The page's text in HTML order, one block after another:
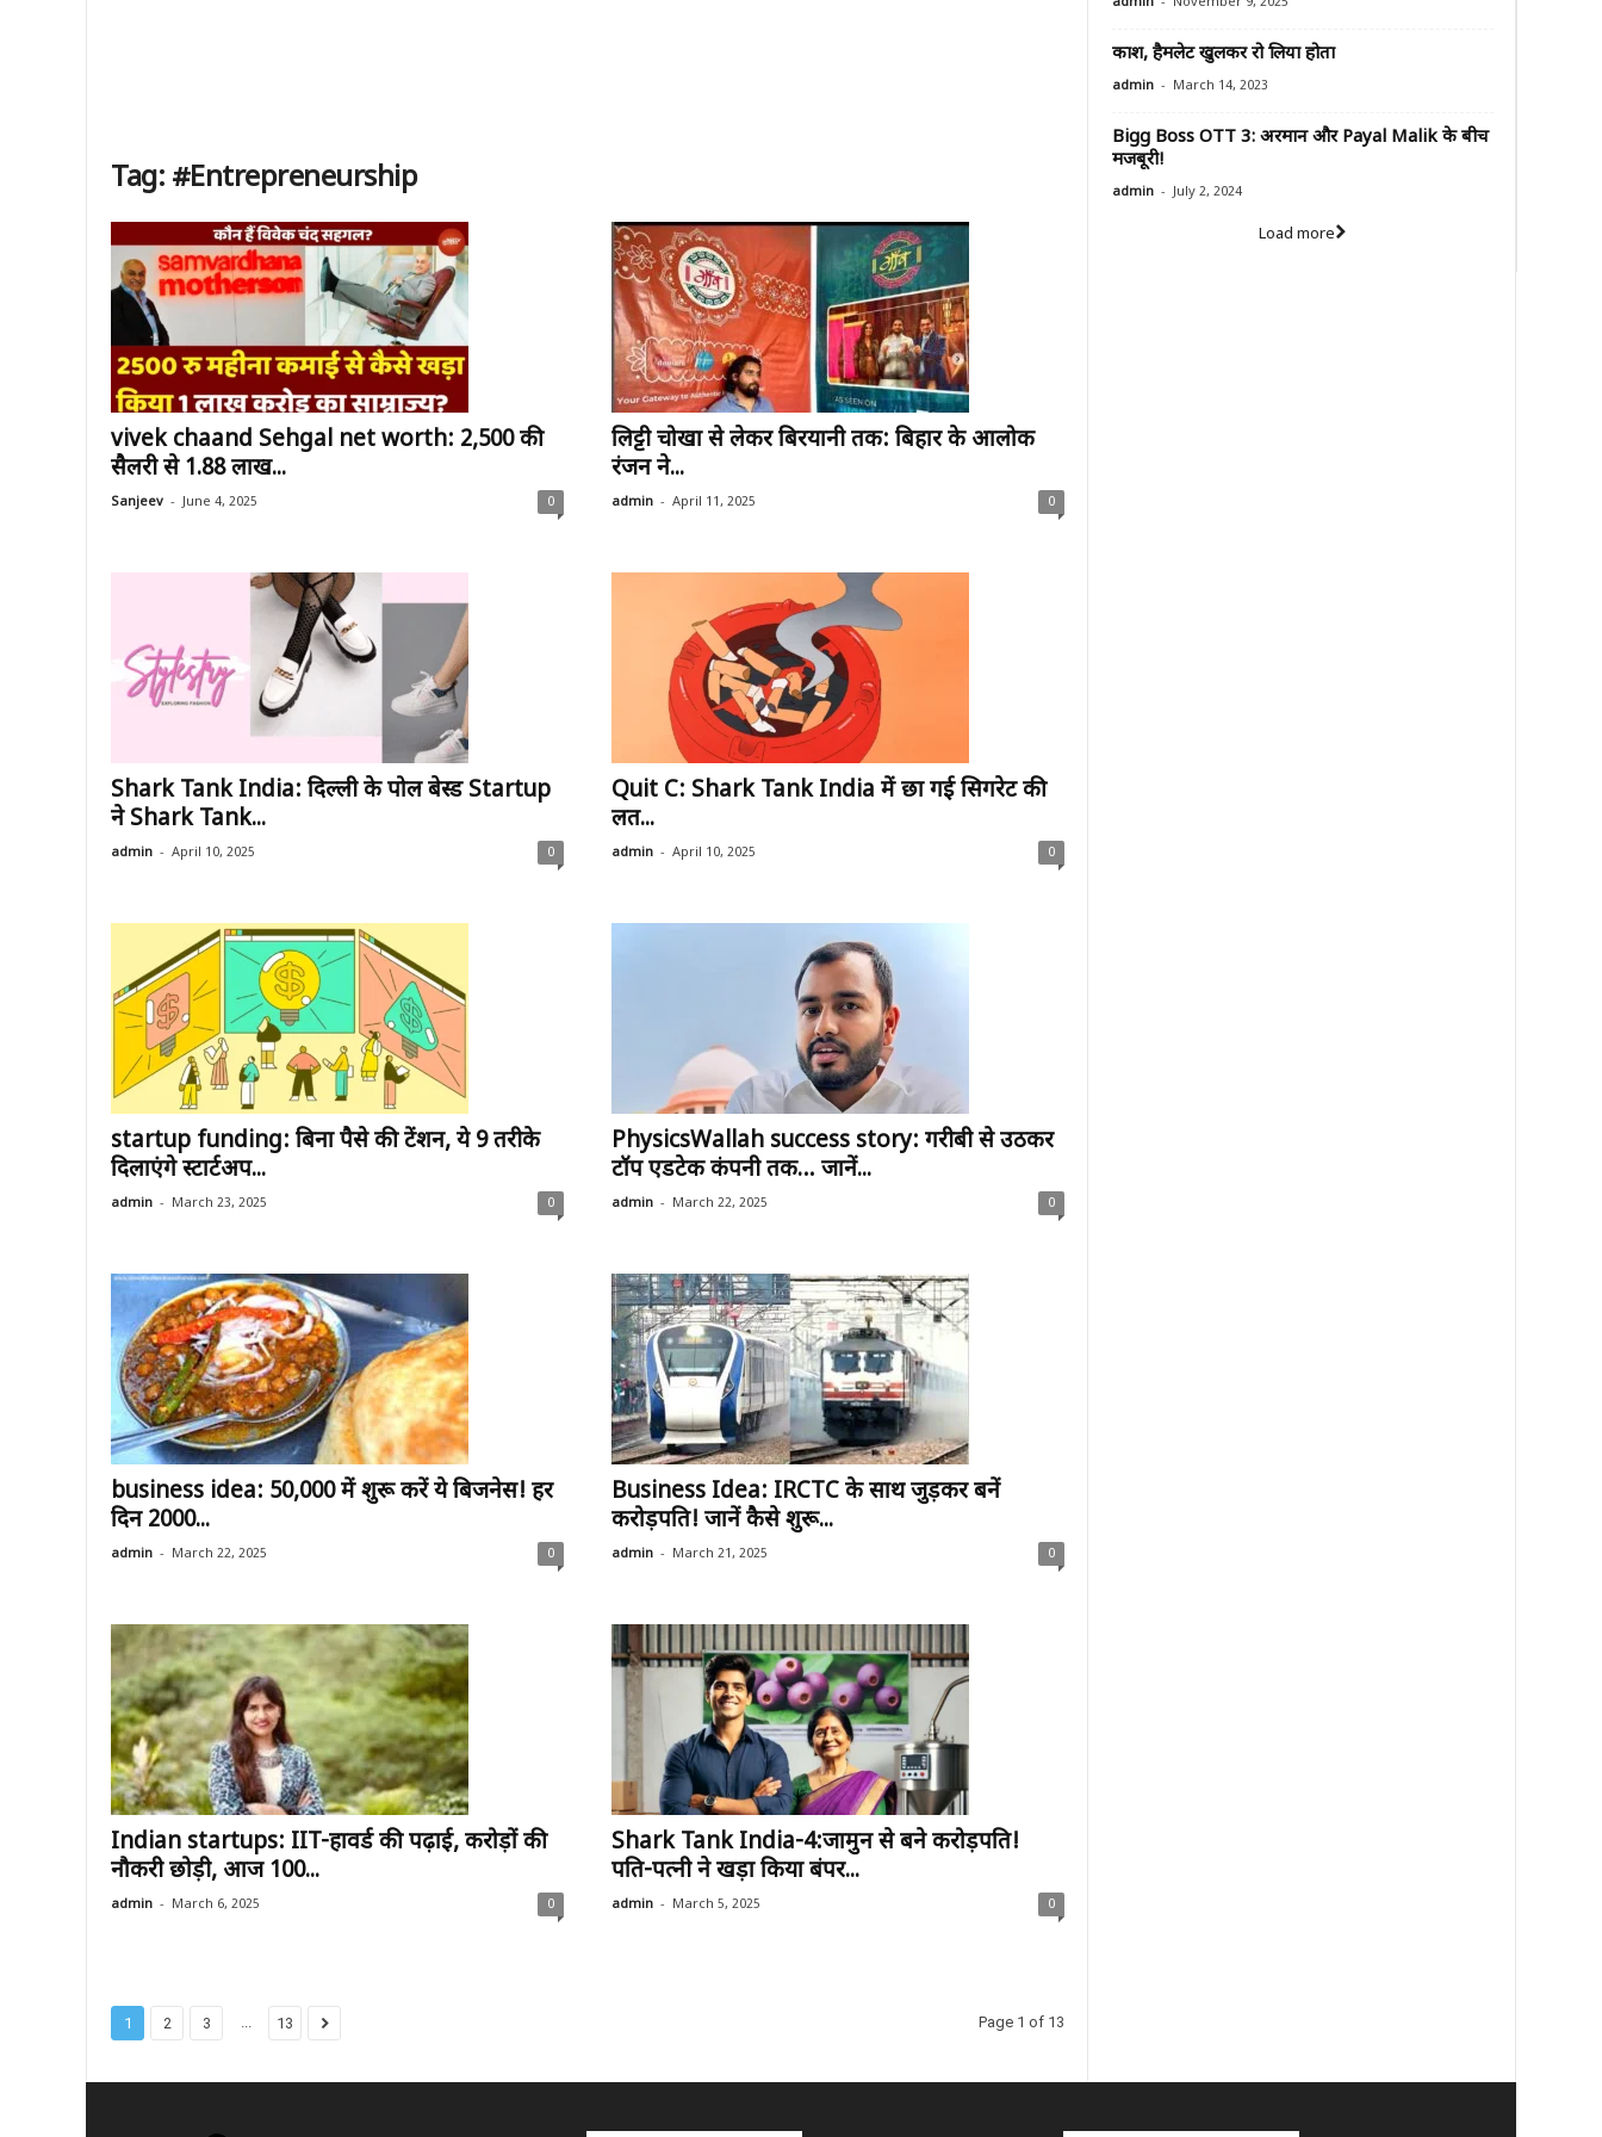
Tag: #Entrepreneurship
vivek chaand Sehgal net worth: ₹2,500 की
सैलरी से ₹1.88 लाख...
Sanjeev - June 4, 2025 0
लिट्टी चोखा से लेकर बिरयानी तक: बिहार के आलोक
रंजन ने...
admin - April 11, 2025 0
Shark Tank India: दिल्ली के पोल बेस्ड Startup
ने Shark Tank...
admin - April 10, 2025 0
Quit C: Shark Tank India में छा गई सिगरेट की
लत...
admin - April 10, 2025 0
startup funding: बिना पैसे की टेंशन, ये 9 तरीके
दिलाएंगे स्टार्टअप...
admin - March 23, 2025 0
PhysicsWallah success story: गरीबी से उठकर
टॉप एडटेक कंपनी तक… जानें...
admin - March 22, 2025 0
business idea: ₹50,000 में शुरू करें ये बिजनेस! हर
दिन ₹2000...
admin - March 22, 2025 0
Business Idea: IRCTC के साथ जुड़कर बनें
करोड़पति! जानें कैसे शुरू...
admin - March 21, 2025 0
Indian startups: IIT-हावर्ड की पढ़ाई, करोड़ों की
नौकरी छोड़ी, आज 100...
admin - March 6, 2025 0
Shark Tank India-4:जामुन से बने करोड़पति!
पति-पत्नी ने खड़ा किया बंपर...
admin - March 5, 2025 0
1 2 3 ... 13 Page 1 of 13
काश, हैमलेट खुलकर रो लिया होता
admin - March 14, 2023
Bigg Boss OTT 3: अरमान और Payal Malik के बीच
मजबूरी!
admin - July 2, 2024
Load more